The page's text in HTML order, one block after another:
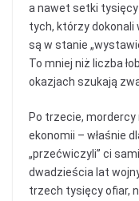
a nawet setki
tych, którzy dokonali
są w stanie
To mniej niż liczba
okazjach szukają
Po trzecie,
ekonomii – właśnie
„przećwiczyli” ci
dwadzieścia lat
trzech tysięcy ofiar,